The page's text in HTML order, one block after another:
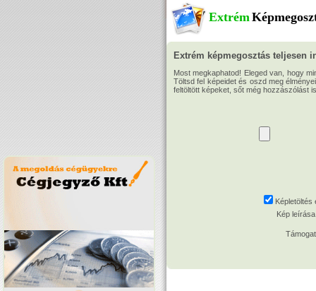
Extrém
Extrém képmegosztás teljesen
Most megkaphatod! Eleged van, hogy
Töltsd fel képeidet és oszd meg
feltöltött képeket, sőt még hozzászólást
Kép